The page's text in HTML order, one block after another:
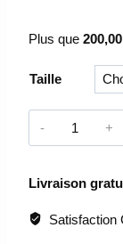
Plus que 200,00
Taille
quantité
DE
-
Livraison
Satisfaction